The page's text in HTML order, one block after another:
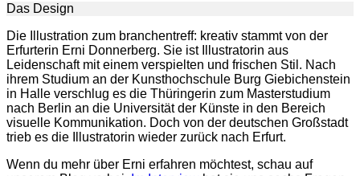
Das Design
Die Illustration zum branchentreff: kreativ stammt von der
Erfurterin Erni Donnerberg. Sie ist Illustratorin aus
Leidenschaft mit einem verspielten und frischen Stil. Nach
ihrem Studium an der Kunsthochschule Burg Giebichenstein
in Halle verschlug es die Thüringerin zum Masterstudium
nach Berlin an die Universität der Künste in den Bereich
visuelle Kommunikation. Doch von der deutschen Großstadt
trieb es die Illustratorin wieder zurück nach Erfurt.
Wenn du mehr über Erni erfahren möchtest, schau auf